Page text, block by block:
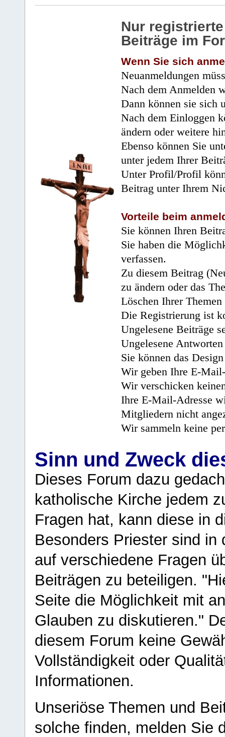
Nur
Beiträge im
Wenn Sie sich
Neuanmeldungen
Nach dem Anmelden
Dann können sie sich
Nach dem Einloggen
ändern oder weitere
Ebenso können Sie
unter jedem Ihrer
Unter Profil/Profil
Beitrag unter Ihrem
Vorteile beim
Sie können Ihren
Sie haben die
verfassen.
Zu diesem Beitrag
zu ändern oder das
Löschen Ihrer
Die Registrierung ist
Ungelesene Beiträge
Ungelesene
Sie können das
Wir geben Ihre E-
Wir verschicken
Ihre E-Mail-Adresse
Mitgliedern nicht
Wir sammeln keine
Sinn und Zweck
Dieses Forum dazu
katholische Kirche jedem
Fragen hat, kann diese in
Besonders Priester sind in
auf verschiedene Fragen
Beiträgen zu beteiligen.
Seite die Möglichkeit mit
Glauben zu diskutieren."
diesem Forum keine
Vollständigkeit oder
Informationen.
Unseriöse Themen und
solche finden, melden Sie